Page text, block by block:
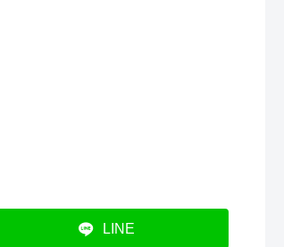
LINE